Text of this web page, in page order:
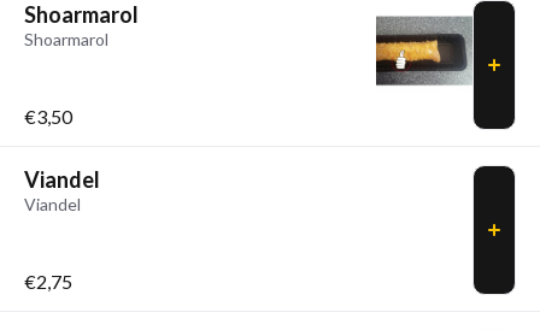
Shoarmarol
Shoarmarol
€3,50
Viandel
Viandel
€2,75